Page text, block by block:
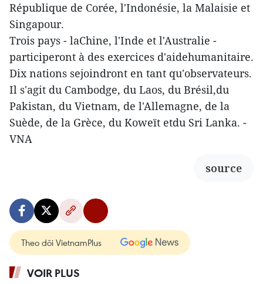
République de Corée, l'Indonésie, la Malaisie et
Singapour.
Trois pays - laChine, l'Inde et l'Australie -
participeront à des exercices d'aidehumanitaire.
Dix nations sejoindront en tant qu'observateurs.
Il s'agit du Cambodge, du Laos, du Brésil,du
Pakistan, du Vietnam, de l'Allemagne, de la
Suède, de la Grèce, du Koweït etdu Sri Lanka. -
VNA
source
Theo dõi VietnamPlus
VOIR PLUS